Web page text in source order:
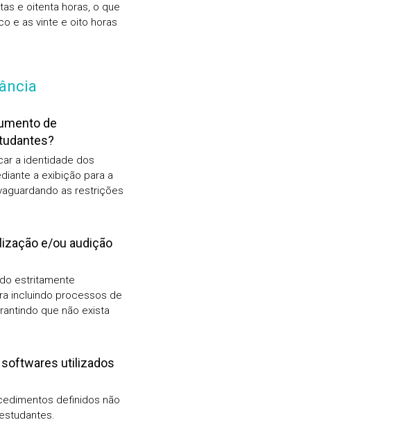
e oitenta horas, o que
e as vinte e oito horas
de
a identidade dos
a exibição para a
as restrições
e/ou audição
estritamente
incluindo processos de
que não exista
utilizados
definidos não